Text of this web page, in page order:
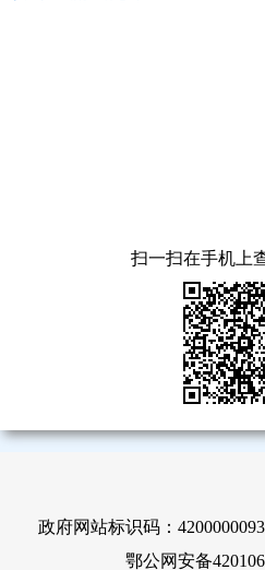
扫一扫在手机上
政府网站标识码：4200000093
鄂公网安备